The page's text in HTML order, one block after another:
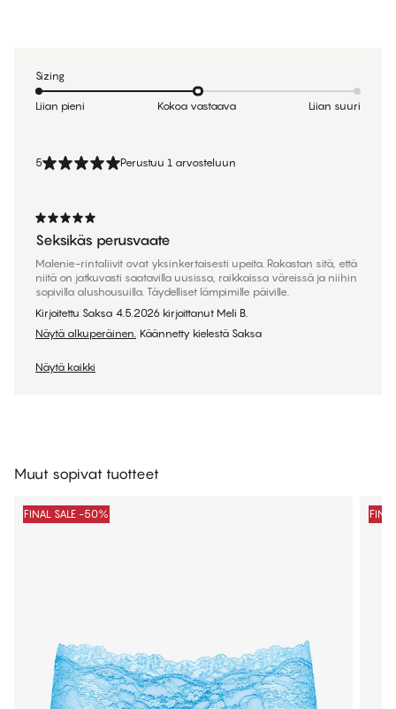
5 Perustuu 1 arvosteluun
Seksikäs perusvaate
Malenie-rintaliivit ovat yksinkertaisesti upeita. Rakastan sitä, että
niitä on jatkuvasti saatavilla uusissa, raikkaissa väreissä ja niihin
sopivilla alushousuilla. Täydelliset lämpimille päiville.
Kirjoitettu Saksa 4.5.2026 kirjoittanut Meli B.
Näytä alkuperäinen. Käännetty kielestä Saksa
Näytä kaikki
Sizing
Liian pieni Kokoa vastaava Liian suuri
Muut sopivat tuotteet
FINAL SALE -50%